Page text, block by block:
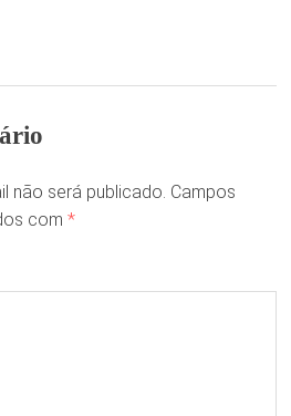
não será publicado. Campos
com *